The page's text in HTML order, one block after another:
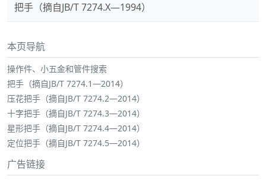
把手（摘自JB/T 7274.X—1994）
本页导航
操作件、小五金和管件搜索
把手（摘自JB/T 7274.1—2014）
压花把手（摘自JB/T 7274.2—2014）
十字把手（摘自JB/T 7274.3—2014）
星形把手（摘自JB/T 7274.4—2014）
定位把手（摘自JB/T 7274.5—2014）
广告链接